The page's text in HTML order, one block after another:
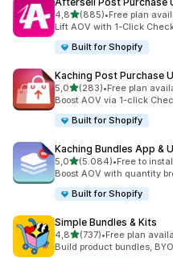
4,8de 5 estrelas
(885)
885 total de avaliações
•Free plan
Lift AOV with 1-Click
Built for Shopify
Kaching Post Purchase
5,0de 5 estrelas
(283)
283 total de avaliações
•Free plan
Boost AOV via 1-click
Built for Shopify
Kaching Bundles App &
5,0de 5 estrelas
(5.084)
5084 total de avaliações
•Free to
Boost AOV with quantity
Built for Shopify
Simple Bundles & Kits
4,8de 5 estrelas
(737)
737 total de avaliações
•Free plan
Build product bundles,